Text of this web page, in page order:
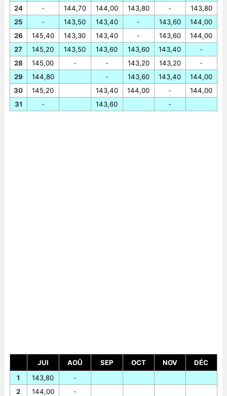
24
25
26
27
28
29
30
31
-
-
145,40
145,20
145,00
144,80
145,20
-
144,70
143,50
143,30
143,50
-
144,00
143,40
143,40
143,60
-
-
143,40
143,60
143,80
-
-
143,60
143,20
143,60
144,00
-
143,60
143,60
143,40
143,20
143,40
-
-
143,80
144,00
144,00
-
-
144,00
144,00
JUI AOÛ SEP OCT NOV
DÉC
1
2
143,80
144,00
-
-